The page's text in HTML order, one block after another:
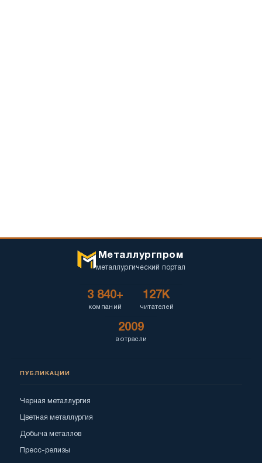
Металлургпром
металлургический портал
3 840+
компаний
127K
читателей
2009
в отрасли
ПУБЛИКАЦИИ
Черная металлургия
Цветная металлургия
Добыча металлов
Пресс-релизы